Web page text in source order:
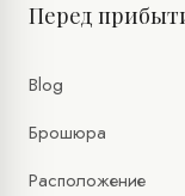
Перед
Blog
Брошюра
Расположение